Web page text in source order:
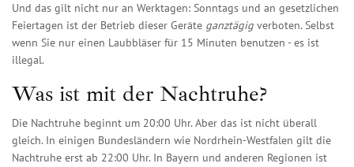
Und das gilt nicht nur an Werktagen: Sonntags und an gesetzlichen
Feiertagen ist der Betrieb dieser Geräte ganztägig verboten. Selbst
wenn Sie nur einen Laubbläser für 15 Minuten benutzen - es ist
illegal.
Was ist mit der Nachtruhe?
Die Nachtruhe beginnt um 20:00 Uhr. Aber das ist nicht überall
gleich. In einigen Bundesländern wie Nordrhein-Westfalen gilt die
Nachtruhe erst ab 22:00 Uhr. In Bayern und anderen Regionen ist